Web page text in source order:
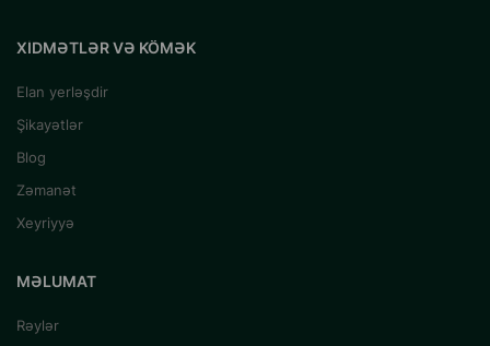
XIDMƏTLƏR VƏ KÖMƏK
Elan yerləşdir
Şikayətlər
Blog
Zəmanət
Xeyriyyə
MƏLUMAT
Rəylər